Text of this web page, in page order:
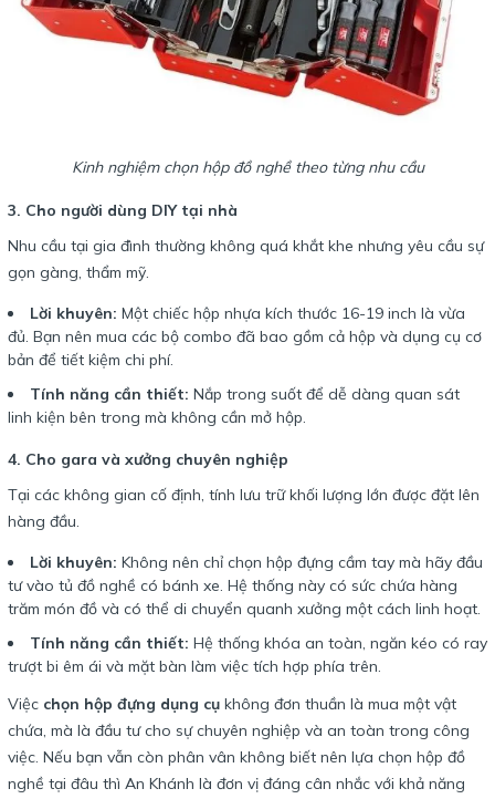
Kinh nghiệm chọn hộp đồ nghề theo từng nhu cầu
3. Cho người dùng DIY tại nhà
Nhu cầu tại gia đình thường không quá khắt khe nhưng yêu cầu sự
gọn gàng, thẩm mỹ.
Lời khuyên: Một chiếc hộp nhựa kích thước 16-19 inch là vừa
đủ. Bạn nên mua các bộ combo đã bao gồm cả hộp và dụng cụ cơ
bản để tiết kiệm chi phí.
Tính năng cần thiết: Nắp trong suốt để dễ dàng quan sát
linh kiện bên trong mà không cần mở hộp.
4. Cho gara và xưởng chuyên nghiệp
Tại các không gian cố định, tính lưu trữ khối lượng lớn được đặt lên
hàng đầu.
Lời khuyên: Không nên chỉ chọn hộp đựng cầm tay mà hãy đầu
tư vào tủ đồ nghề có bánh xe. Hệ thống này có sức chứa hàng
trăm món đồ và có thể di chuyển quanh xưởng một cách linh hoạt.
Tính năng cần thiết: Hệ thống khóa an toàn, ngăn kéo có ray
trượt bi êm ái và mặt bàn làm việc tích hợp phía trên.
Việc chọn hộp đựng dụng cụ không đơn thuần là mua một vật
chứa, mà là đầu tư cho sự chuyên nghiệp và an toàn trong công
việc. Nếu bạn vẫn còn phân vân không biết nên lựa chọn hộp đồ
nghề tại đâu thì An Khánh là đơn vị đáng cân nhắc với khả năng